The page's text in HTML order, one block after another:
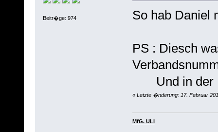
Beitr�ge: 974 So hab Daniel
PS : Diesch
Und in der
« Letzte �nderung: 17. Februar
MfG. ULI